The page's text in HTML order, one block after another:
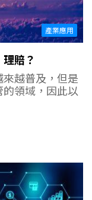
產業應用
賠？
越普及，但是
領域，因此以